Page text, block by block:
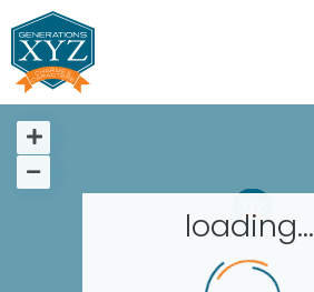
loading...